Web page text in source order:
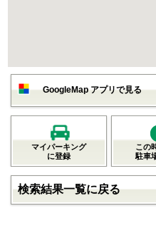
GoogleMap アプリで見る
マイパーキング
に登録
この
駐車
検索結果一覧に戻る